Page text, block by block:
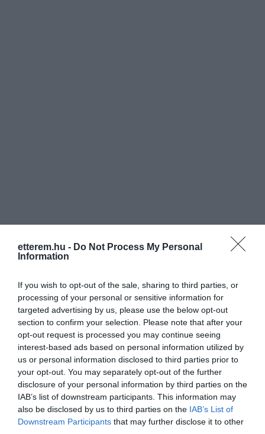
etterem.hu - Do Not Process My Personal
Information
If you wish to opt-out of the sale, sharing to third parties, or
processing of your personal or sensitive information for
targeted advertising by us, please use the below opt-out
section to confirm your selection. Please note that after your
opt-out request is processed you may continue seeing
interest-based ads based on personal information utilized by
us or personal information disclosed to third parties prior to
your opt-out. You may separately opt-out of the further
disclosure of your personal information by third parties on the
IAB’s list of downstream participants. This information may
also be disclosed by us to third parties on the IAB’s List of
Downstream Participants that may further disclose it to other
Értékelések Értékeld Te is
3.5
Összesen 6
5 3
4 1
3 0
2 0
1 2